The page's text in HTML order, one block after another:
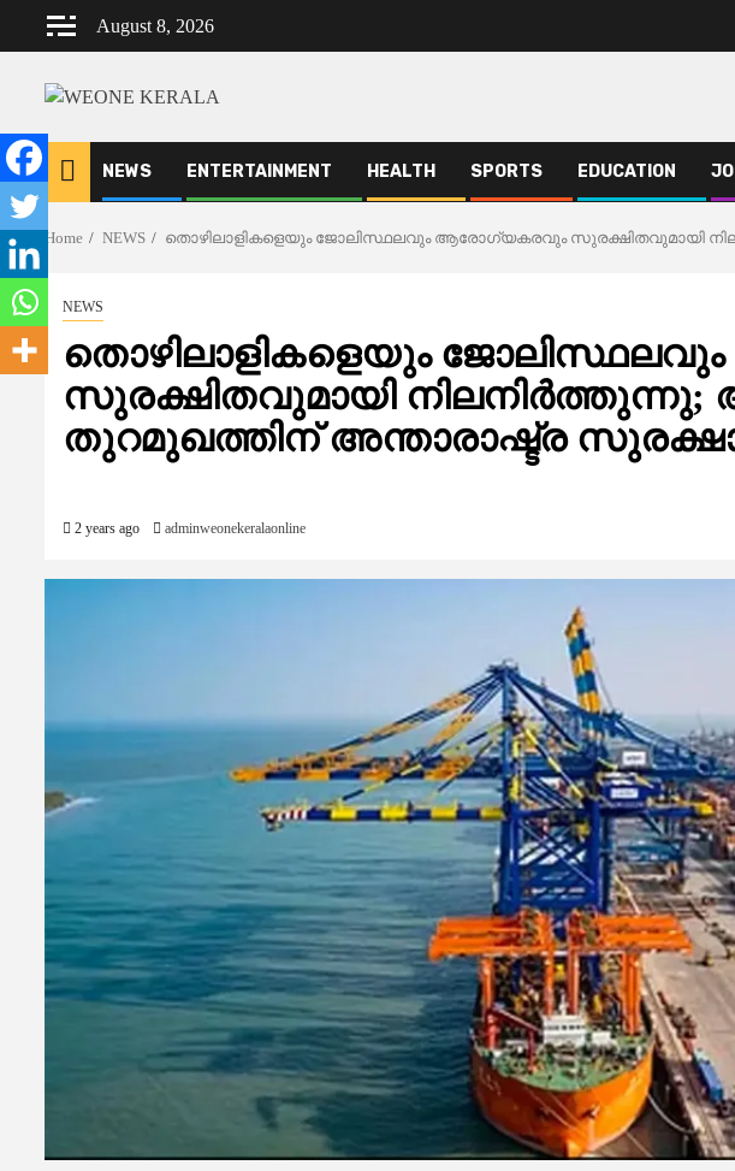
August 8, 2026
NEWS ENTERTAINMENT HEALTH SPORTS EDUCATION
Home NEWS തൊഴിലാളികളെയും ജോലിസ്ഥലവും ആരോഗ്യകരവും സുരക്ഷിതവുമായി
NEWS
തൊഴിലാളികളെയും
സുരക്ഷിതവുമായി നിലനിർത്തുന്നു;
തുറമുഖത്തിന് അന്താരാഷ്ട്ര
2 years ago adminweonekeralaonline